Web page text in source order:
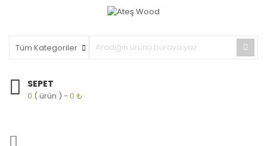
SEPET
0 ( ürün ) 0 ₺